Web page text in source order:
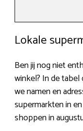
Lokale
Ben jij nog niet
winkel? In de
we namen en
supermarkten in
shoppen in